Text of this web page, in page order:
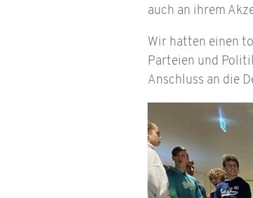
auch an ihrem
Wir hatten einen
Parteien und
Anschluss an die